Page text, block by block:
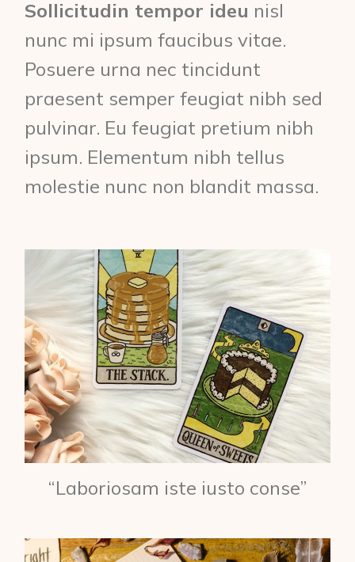
Sollicitudin tempor ideu nisl
nunc mi ipsum faucibus vitae.
Posuere urna nec tincidunt
praesent semper feugiat nibh sed
pulvinar. Eu feugiat pretium nibh
ipsum. Elementum nibh tellus
molestie nunc non blandit massa.
“Laboriosam iste iusto conse”